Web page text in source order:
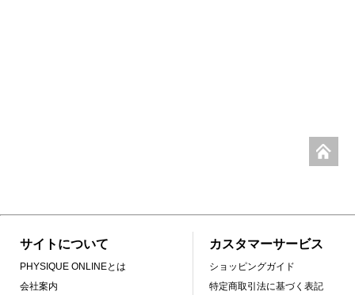
サイトについて
PHYSIQUE ONLINEとは
会社案内
カスタマーサービス
ショッピングガイド
特定商取引法に基づく表記